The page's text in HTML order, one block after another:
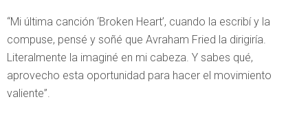
“Mi última canción ‘Broken Heart’, cuando la escribí y la
compuse, pensé y soñé que Avraham Fried la dirigiría.
Literalmente la imaginé en mi cabeza. Y sabes qué,
aprovecho esta oportunidad para hacer el movimiento
valiente”.